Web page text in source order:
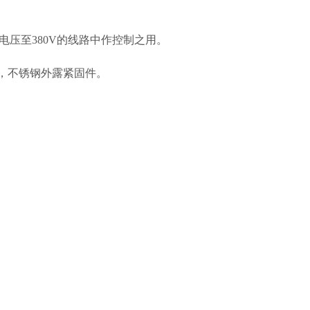
压至380V的线路中作控制之用。
锈钢外露紧固件。